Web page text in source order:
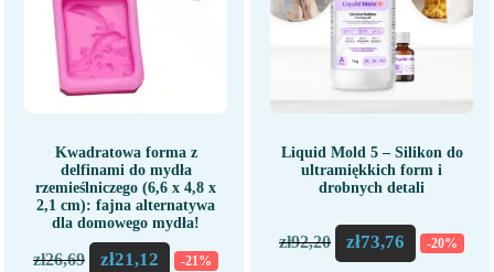
Kwadratowa forma z
delfinami do mydła
rzemieślniczego (6,6 x 4,8 x
2,1 cm): fajna alternatywa
dla domowego mydła!
zł26,69 zł21,12 -21%
Liquid Mold 5 – Silikon do
ultramiękkich form i
drobnych detali
zł92,20 zł73,76 -20%